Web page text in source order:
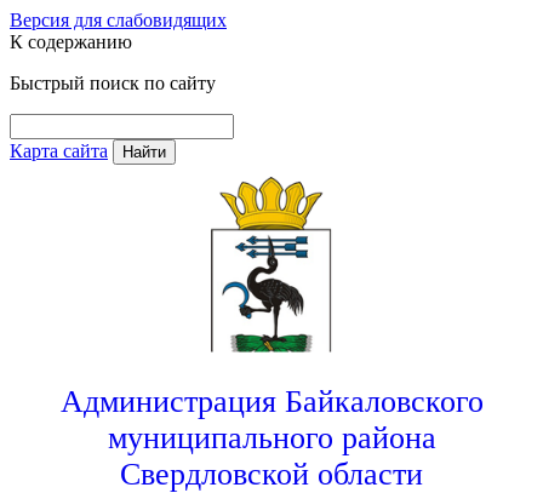
Версия для слабовидящих
К содержанию
Быстрый поиск по сайту
Карта сайта Найти
Администрация Байкаловского
муниципального района
Свердловской области